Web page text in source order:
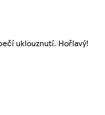
uklouznutí. Hořlavý!